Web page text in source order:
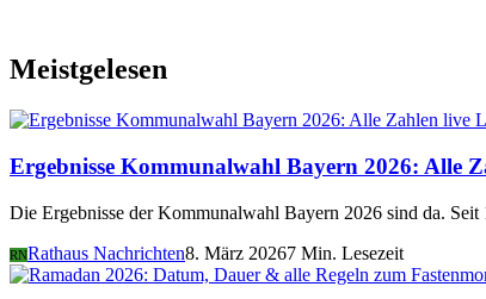
Meistgelesen
Ergebnisse Kommunalwahl Bayern 2026: Alle
Die Ergebnisse der Kommunalwahl Bayern 2026 sind da.
RNRathaus Nachrichten8. März 20267 Min. Lesezeit